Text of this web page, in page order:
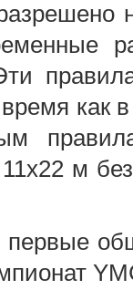
как
м
первые